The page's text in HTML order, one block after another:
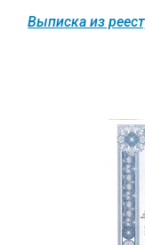
Выписка из